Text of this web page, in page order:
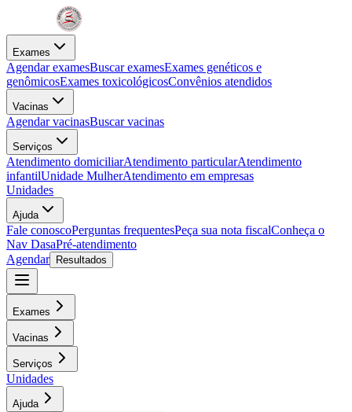
Exames
Agendar examesBuscar examesExames genéticos e
genômicosExames toxicológicosConvênios atendidos
Vacinas
Agendar vacinasBuscar vacinas
Serviços
Atendimento domiciliarAtendimento particularAtendimento
infantilUnidade MulherAtendimento em empresas
Unidades
Ajuda
Fale conoscoPerguntas frequentesPeça sua nota fiscalConheça o
Nav DasaPré-atendimento
Agendar
Resultados
Exames
Vacinas
Serviços
Unidades
Ajuda